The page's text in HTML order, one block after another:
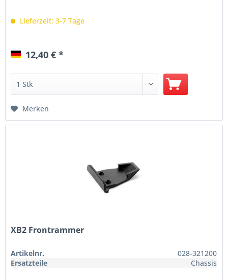
Lieferzeit: 3-7 Tage
12,40 € *
Merken
XB2 Frontrammer
Artikelnr.
028-321200
Ersatzteile
Chassis